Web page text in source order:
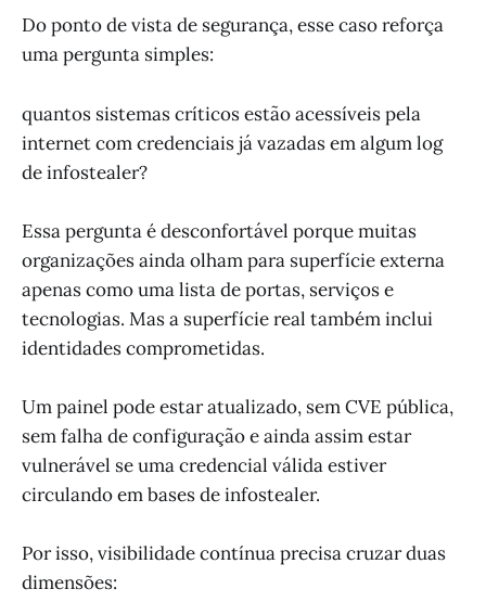
Do ponto de vista de segurança, esse caso reforça
uma pergunta simples:
quantos sistemas críticos estão acessíveis pela
internet com credenciais já vazadas em algum log
de infostealer?
Essa pergunta é desconfortável porque muitas
organizações ainda olham para superfície externa
apenas como uma lista de portas, serviços e
tecnologias. Mas a superfície real também inclui
identidades comprometidas.
Um painel pode estar atualizado, sem CVE pública,
sem falha de configuração e ainda assim estar
vulnerável se uma credencial válida estiver
circulando em bases de infostealer.
Por isso, visibilidade contínua precisa cruzar duas
dimensões: